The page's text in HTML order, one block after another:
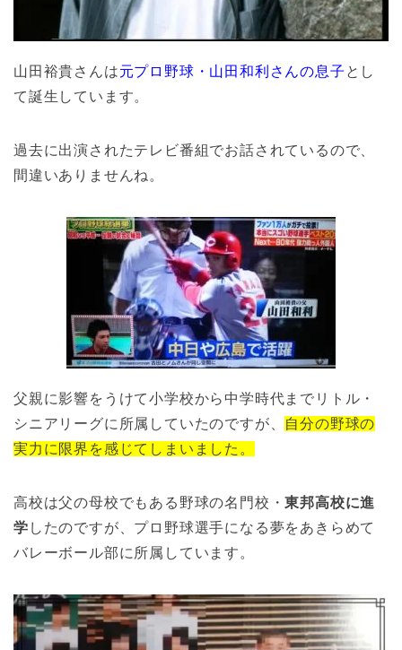
山田裕貴さんは元プロ野球・山田和利さんの息子 とし
て誕生しています。
過去に出演されたテレビ番組でお話されているので、
間違いありませんね。
父親に影響をうけて小学校から中学時代までリトル・
シニアリーグに所属していたのですが、 自分の野球の
実力に限界を感じてしまいました。
高校は父の母校でもある野球の名門校・東邦高校に進
学 したのですが、プロ野球選手になる夢をあきらめて
バレーボール部に所属しています。